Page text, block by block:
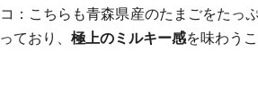
：こちらも青森県産のたまごをたっ
ており、 極上のミルキー感を味わう